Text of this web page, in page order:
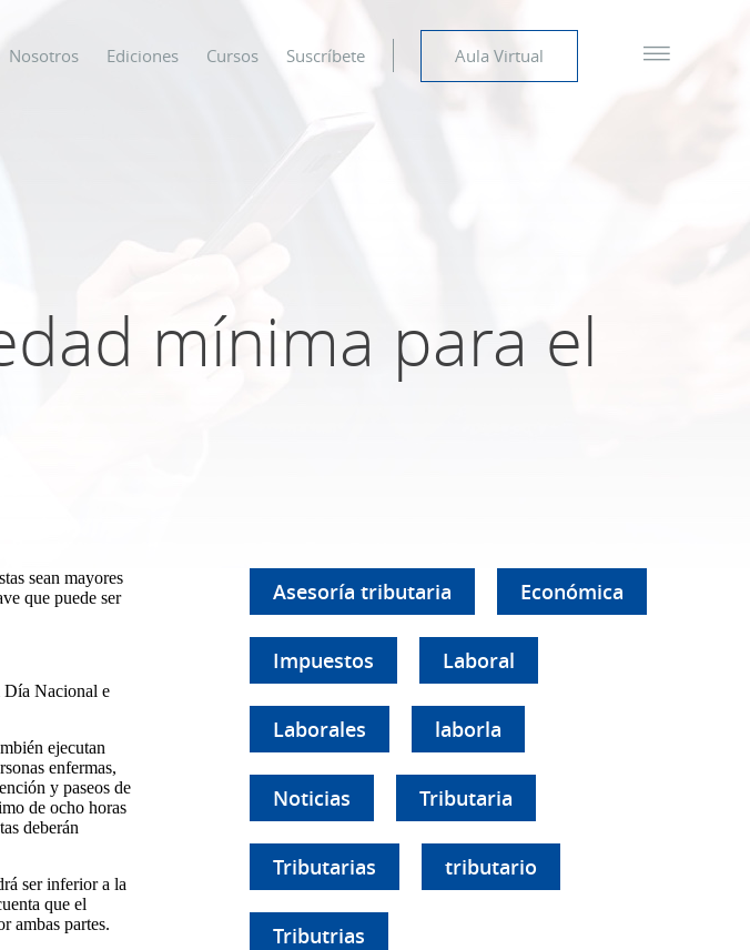
Nosotros Ediciones Cursos Suscríbete Aula Virtual
mínima para el
sean mayores
que puede ser
Nacional e
ejecutan
enfermas,
y paseos de
de ocho horas
deberán
ser inferior a la
que el
ambas partes.
Asesoría tributaria Económica
Impuestos Laboral
Laborales laborla
Noticias Tributaria
Tributarias tributario
Tributrias